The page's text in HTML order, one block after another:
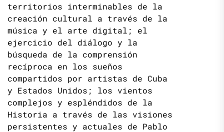
territorios interminables de la
creación cultural a través de la
música y el arte digital; el
ejercicio del diálogo y la
búsqueda de la comprensión
recíproca en los sueños
compartidos por artistas de Cuba
y Estados Unidos; los vientos
complejos y espléndidos de la
Historia a través de las visiones
persistentes y actuales de Pablo